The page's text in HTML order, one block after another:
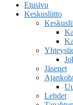
Etusivu
Keskusliitto
Jäsenet
Lehdet